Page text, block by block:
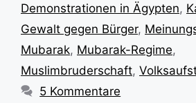
Demonstrationen in Ägypten,
Gewalt gegen Bürger,
Mubarak, Mubarak-Regime,
Muslimbruderschaft,
5 Kommentare